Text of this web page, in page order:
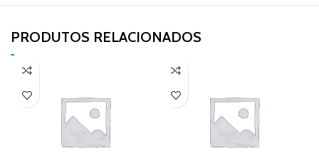
PRODUTOS RELACIONADOS​